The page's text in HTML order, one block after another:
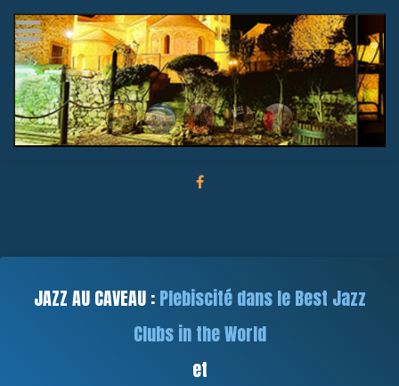
JAZZ AU CAVEAU :Plebiscité dans le Best Jazz
Clubs in the World
et